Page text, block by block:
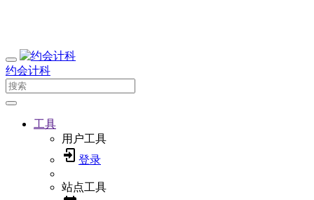
约会计科
工具
用户工具
登录
站点工具